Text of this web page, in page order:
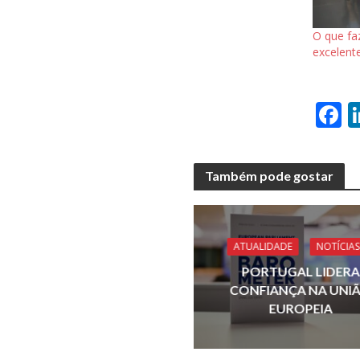
O que
F
e
b
o
o
k
Também pode gostar
ATUALIDADE NOTÍCIAS
PORTUGAL LIDERA
CONFIANÇA NA
EUROPEIA